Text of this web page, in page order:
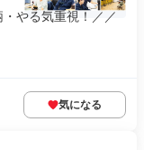
やる気重視！／／
気になる